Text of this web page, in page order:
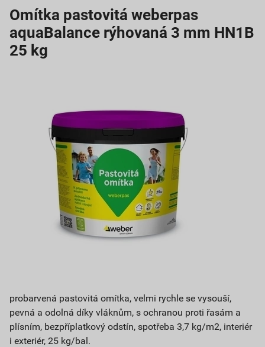
Omítka pastovitá weberpas
aquaBalance rýhovaná 3 mm HN1B
25 kg
probarvená pastovitá omítka, velmi rychle se vysouší,
pevná a odolná díky vláknům, s ochranou proti řasám a
plísním, bezpříplatkový odstín, spotřeba 3,7 kg/m2, interiér
i exteriér, 25 kg/bal.